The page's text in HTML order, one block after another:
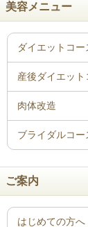
美容メニュー
ご案内
はじめての方へ